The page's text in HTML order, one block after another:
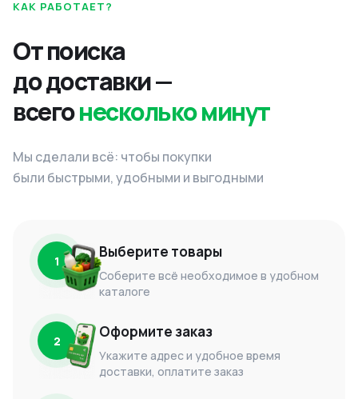
КАК РАБОТАЕТ?
От поиска
до доставки —
всегонесколько минут
Мы сделали всё: чтобы покупки
были быстрыми, удобными и выгодными
1 Выберите товары
Соберите всё необходимое в удобном
каталоге
2 Оформите заказ
Укажите адрес и удобное время
доставки, оплатите заказ